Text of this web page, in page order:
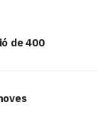
de 400